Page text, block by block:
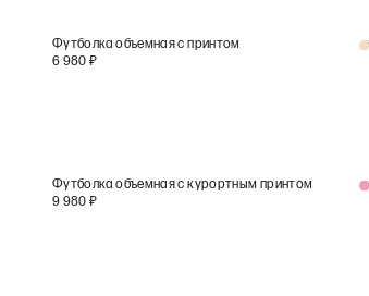
Футболка объемная с принтом
6 980 ₽
Футболка объемная с курортным принтом
9 980 ₽